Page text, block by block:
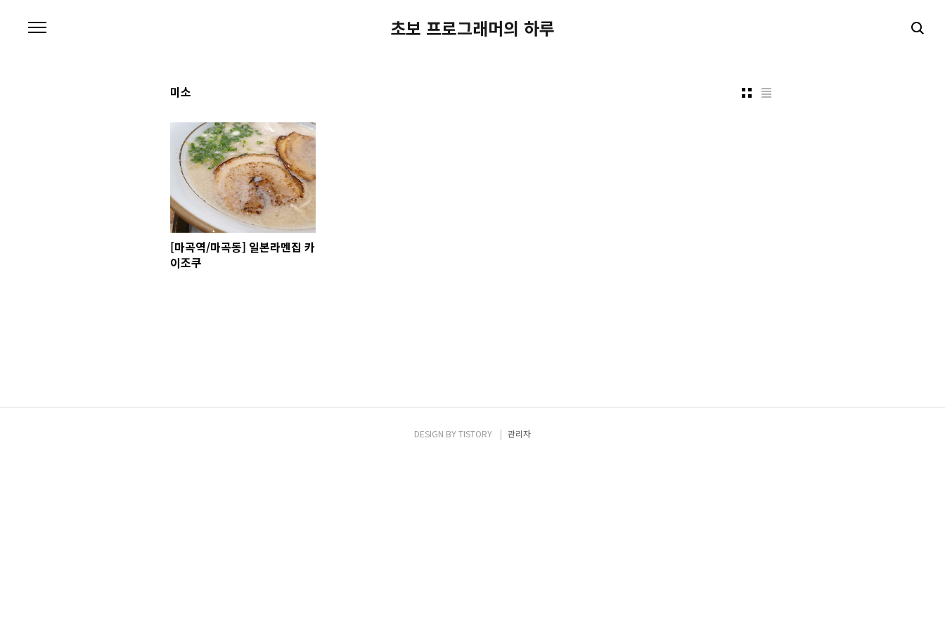
초보 프로그래머의 하루
미소
[마곡역/마곡동] 일본라멘집 카
이조쿠
DESIGN BYTISTORY 관리자